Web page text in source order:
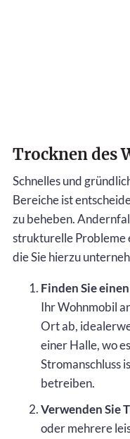
Trocknen des
Schnelles und
Bereiche ist
zu beheben.
strukturelle Probleme
die Sie hierzu
Finden Sie
Ihr Wohnmobil
Ort ab,
einer Halle, wo
Stromanschluss
betreiben.
Verwenden Sie
oder mehrere